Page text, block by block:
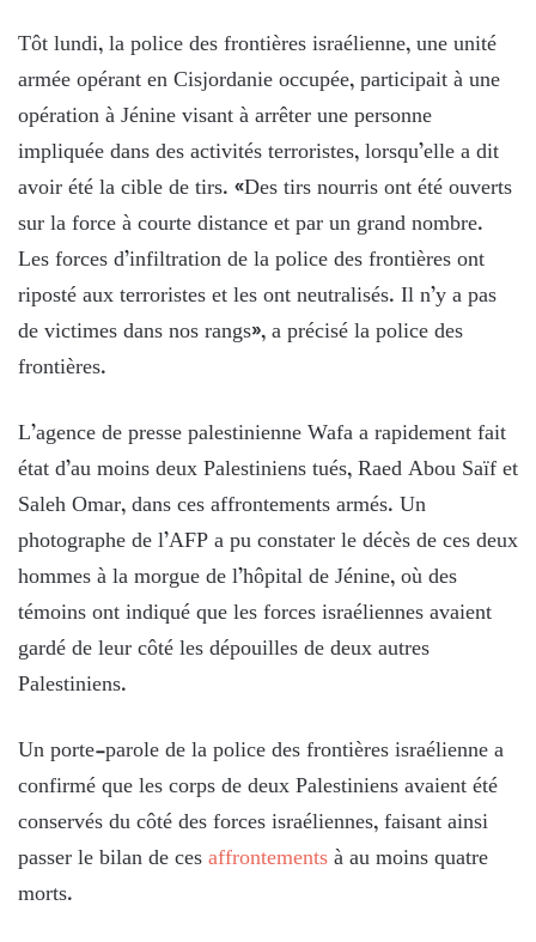
Tôt lundi, la police des frontières israélienne, une unité
armée opérant en Cisjordanie occupée, participait à une
opération à Jénine visant à arrêter une personne
impliquée dans des activités terroristes, lorsqu’elle a dit
avoir été la cible de tirs. «Des tirs nourris ont été ouverts
sur la force à courte distance et par un grand nombre.
Les forces d’infiltration de la police des frontières ont
riposté aux terroristes et les ont neutralisés. Il n’y a pas
de victimes dans nos rangs», a précisé la police des
frontières.
L’agence de presse palestinienne Wafa a rapidement fait
état d’au moins deux Palestiniens tués, Raed Abou Saïf et
Saleh Omar, dans ces affrontements armés. Un
photographe de l’AFP a pu constater le décès de ces deux
hommes à la morgue de l’hôpital de Jénine, où des
témoins ont indiqué que les forces israéliennes avaient
gardé de leur côté les dépouilles de deux autres
Palestiniens.
Un porte-parole de la police des frontières israélienne a
confirmé que les corps de deux Palestiniens avaient été
conservés du côté des forces israéliennes, faisant ainsi
passer le bilan de cesaffrontementsà au moins quatre
morts.